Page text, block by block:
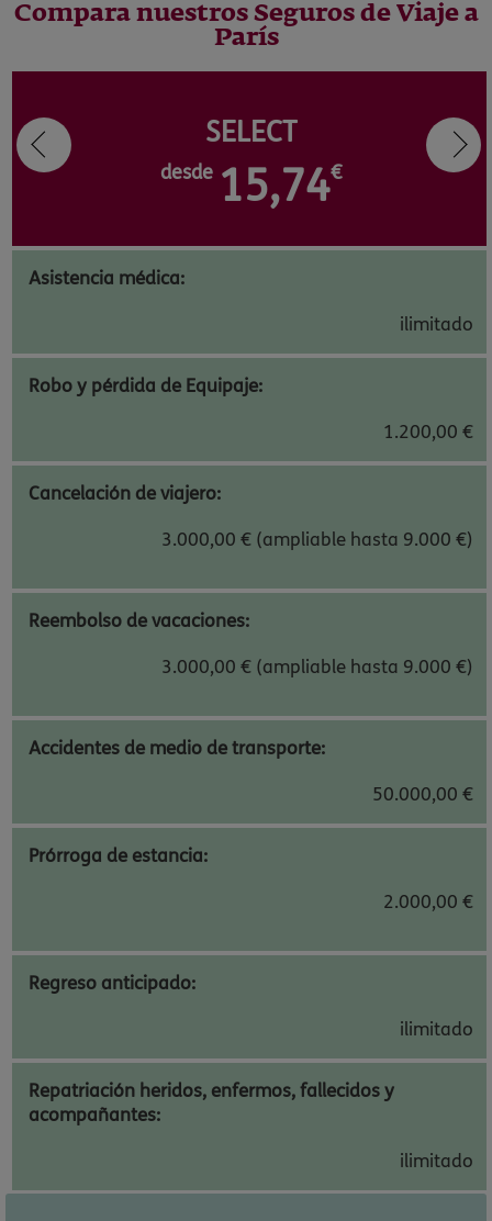
Compara nuestros Seguros de Viaje a
París
SELECT
desde 15,74€
Asistencia médica:
ilimitado
Robo y pérdida de Equipaje:
1.200,00 €
Cancelación de viajero:
3.000,00 € (ampliable hasta 9.000 €)
Reembolso de vacaciones:
3.000,00 € (ampliable hasta 9.000 €)
Accidentes de medio de transporte:
50.000,00 €
Prórroga de estancia:
2.000,00 €
Regreso anticipado:
ilimitado
Repatriación heridos, enfermos, fallecidos y
acompañantes:
ilimitado